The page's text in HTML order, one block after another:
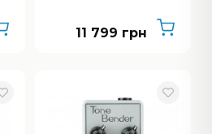
11 799 грн